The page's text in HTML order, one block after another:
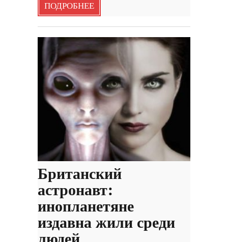
ПОДРОБНЕЕ
Британский
астронавт:
инопланетяне
издавна жили среди